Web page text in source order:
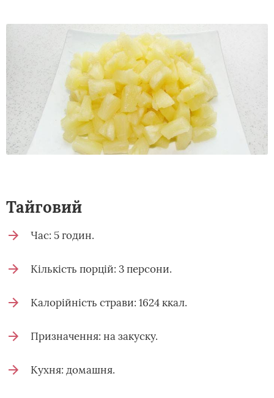
Тайговий
Час: 5 годин.
Кількість порцій: 3 персони.
Калорійність страви: 1624 ккал.
Призначення: на закуску.
Кухня: домашня.